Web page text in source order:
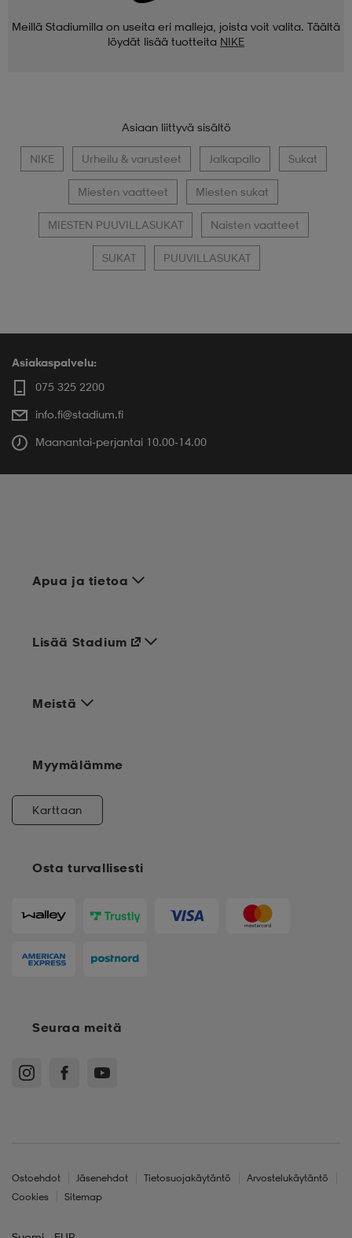
Meillä Stadiumilla on useita eri malleja, joista voit valita. Täältä
löydät lisää tuotteita NIKE
Asiaan liittyvä sisältö
NIKE Urheilu & varusteet Jalkapallo Sukat
Miesten vaatteet Miesten sukat
MIESTEN PUUVILLASUKAT Naisten vaatteet
SUKAT PUUVILLASUKAT
Asiakaspalvelu:
075 325 2200
info.fi@stadium.fi
Maanantai-perjantai 10.00-14.00
Apua ja tietoa
Meistä
Osta turvallisesti
Lisää Stadium
Myymälämme
Karttaan
Seuraa meitä
Ostoehdot Jäsenehdot Tietosuojakäytäntö
Arvostelukäytäntö
Cookies
Sitemap